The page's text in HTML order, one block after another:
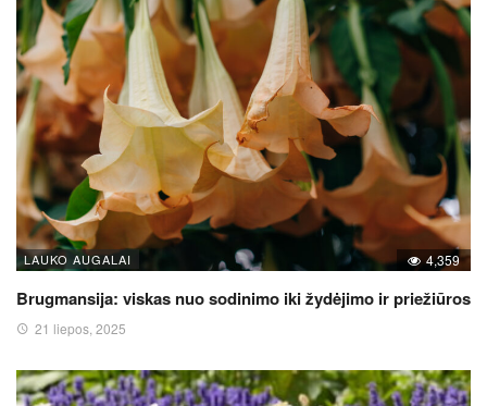
LAUKO AUGALAI 4,359
Brugmansija: viskas nuo sodinimo iki žydėjimo ir priežiūros
21 liepos, 2025